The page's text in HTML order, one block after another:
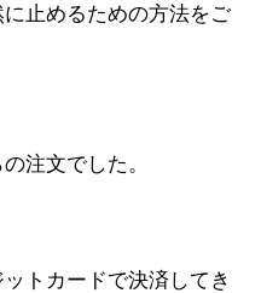
止めるための方法をご
注文でした。
トカードで決済してき